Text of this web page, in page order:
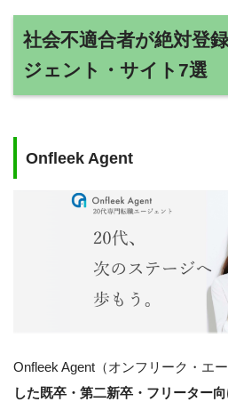
社会不適合者が絶対登
ジェント・サイト7選
Onfleek Agent
Onfleek Agent（オンフリーク・エ
した既卒・第二新卒・フリーター